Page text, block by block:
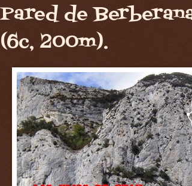
Pared de
(6c, 200m).